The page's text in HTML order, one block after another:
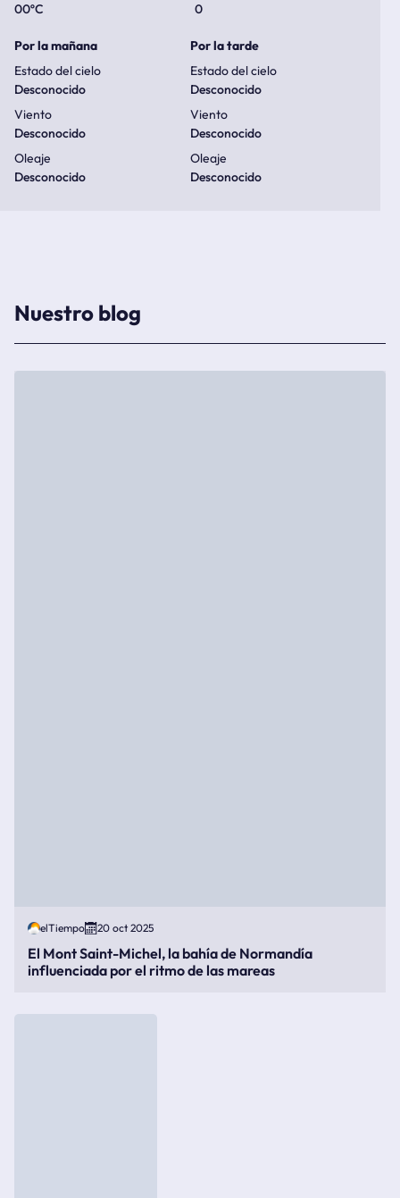
00ºC
0
Por la mañana
Estado del cielo
Desconocido
Viento
Desconocido
Oleaje
Desconocido
Por la tarde
Estado del cielo
Desconocido
Viento
Desconocido
Oleaje
Desconocido
Nuestro blog
elTiempo 20 oct 2025
El Mont Saint-Michel, la bahía de Normandía
influenciada por el ritmo de las mareas